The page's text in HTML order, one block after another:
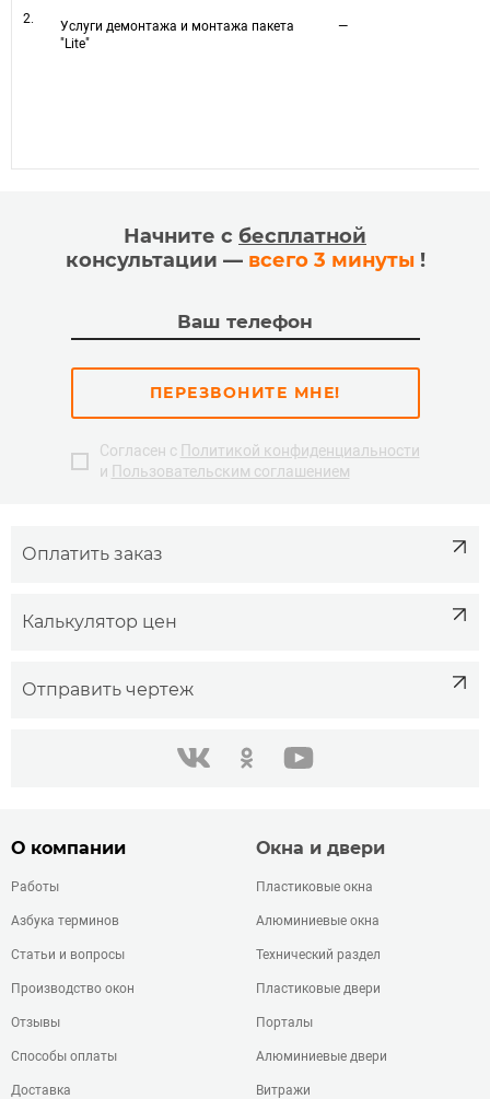
2.
Услуги демонтажа и монтажа пакета
"Lite"
—
Начните с бесплатной
консультации — всего 3 минуты!
ПЕРЕЗВОНИТЕ МНЕ!
Согласен с Политикой конфиденциальности
и Пользовательским соглашением
Оплатить заказ
Калькулятор цен
Отправить чертеж
в контакте одноклассники youtube
О компании
Работы
Азбука терминов
Статьи и вопросы
Производство окон
Отзывы
Способы оплаты
Доставка
Окна и двери
Пластиковые окна
Алюминиевые окна
Технический раздел
Пластиковые двери
Порталы
Алюминиевые двери
Витражи